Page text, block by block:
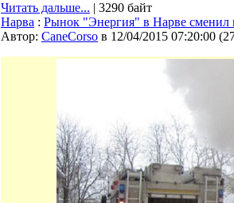
Читать дальше... | 3290 байт
Нарва : Рынок "Энергия" в Нарве сменил
Автор: CaneCorso в 12/04/2015 07:20:00 (